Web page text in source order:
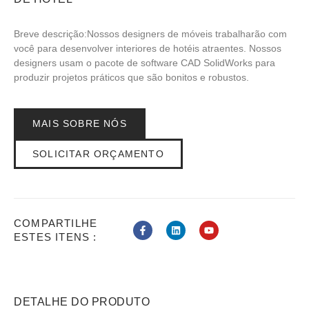
Breve descrição:Nossos designers de móveis trabalharão com
você para desenvolver interiores de hotéis atraentes. Nossos
designers usam o pacote de software CAD SolidWorks para
produzir projetos práticos que são bonitos e robustos.
MAIS SOBRE NÓS
SOLICITAR ORÇAMENTO
COMPARTILHE
ESTES ITENS :
DETALHE DO PRODUTO